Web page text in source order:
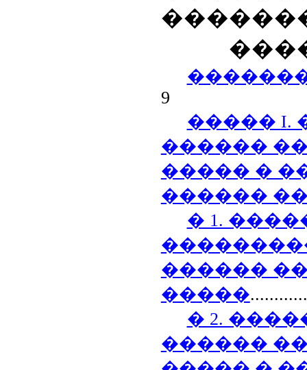
9
����� I.
������
����� �
������
� 1.
������
�����
� 2.
������